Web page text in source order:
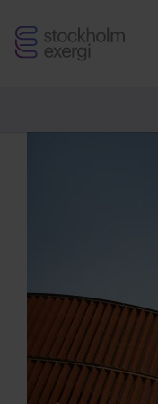
Stockholm
Exergi